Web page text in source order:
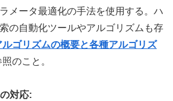
メータ最適化の手法を使用する。ハ
の自動化ツールやアルゴリズムも存
ルゴリズムの概要と各種アルゴリズ
のこと。
対応: